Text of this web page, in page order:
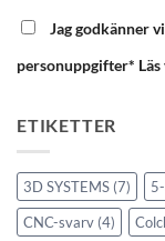
Jag godkänner
personuppgifter* Läs
ETIKETTER
3D SYSTEMS (7)
CNC-svarv (4)